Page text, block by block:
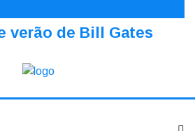
verão de Bill Gates